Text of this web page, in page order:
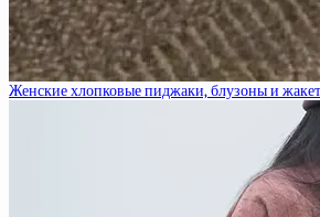
Женские хлопковые пиджаки, блузоны и